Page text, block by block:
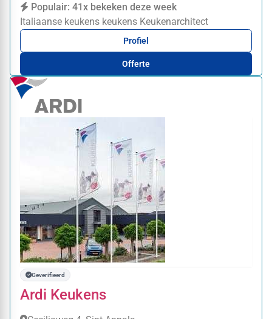
Populair: 41x bekeken deze week
Italiaanse keukens keukens Keukenarchitect
Profiel
Offerte
Geverifieerd
Ardi Keukens